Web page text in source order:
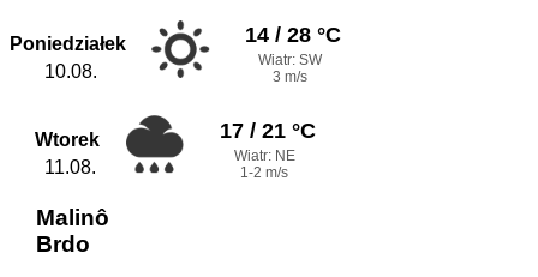
Poniedziałek
10.08.
14 / 28 °C
Wiatr: SW
3 m/s
Wtorek
11.08.
17 / 21 °C
Wiatr: NE
1-2 m/s
Malinô
Brdo